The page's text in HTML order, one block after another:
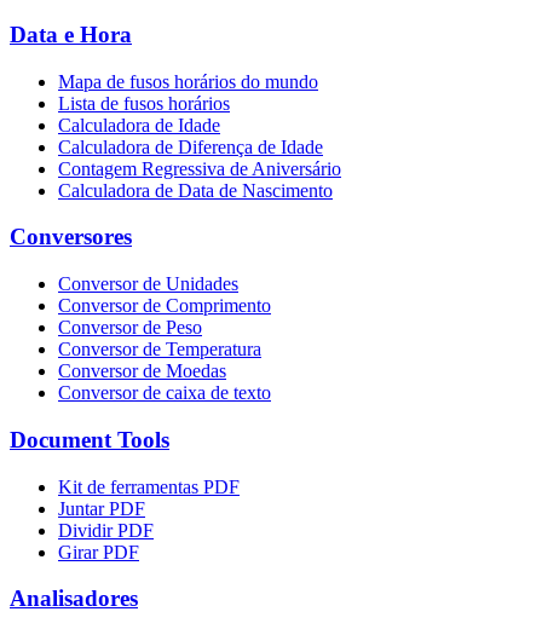
Data e Hora
Mapa de fusos horários do mundo
Lista de fusos horários
Calculadora de Idade
Calculadora de Diferença de Idade
Contagem Regressiva de Aniversário
Calculadora de Data de Nascimento
Conversores
Conversor de Unidades
Conversor de Comprimento
Conversor de Peso
Conversor de Temperatura
Conversor de Moedas
Conversor de caixa de texto
Document Tools
Kit de ferramentas PDF
Juntar PDF
Dividir PDF
Girar PDF
Analisadores